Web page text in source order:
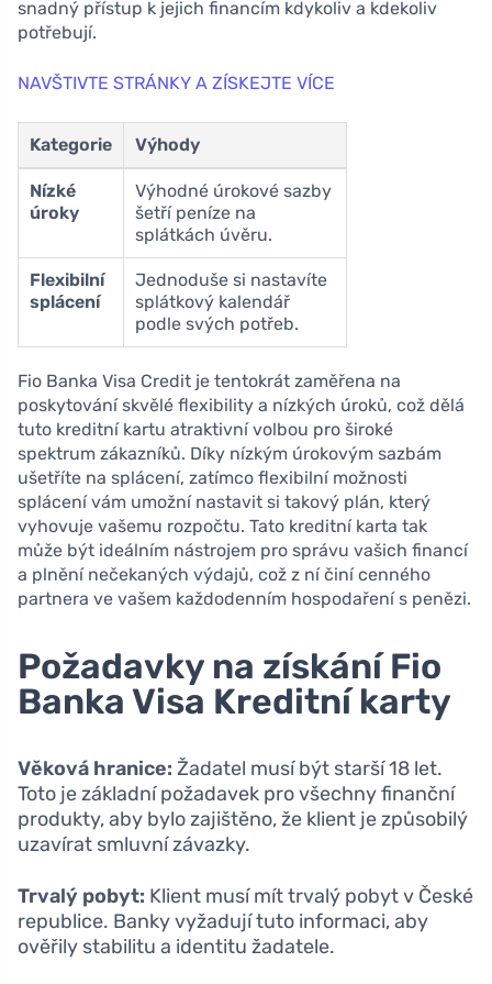
snadný přístup k jejich financím kdykoliv a kdekoliv
potřebují.
NAVŠTIVTE STRÁNKY A ZÍSKEJTE VÍCE
Kategorie Výhody
Nízké
úroky
Výhodné úrokové sazby
šetří peníze na
splátkách úvěru.
Flexibilní
splácení
Jednoduše si nastavíte
splátkový kalendář
podle svých potřeb.
Fio Banka Visa Credit je tentokrát zaměřena na
poskytování skvělé flexibility a nízkých úroků, což dělá
tuto kreditní kartu atraktivní volbou pro široké
spektrum zákazníků. Díky nízkým úrokovým sazbám
ušetříte na splácení, zatímco flexibilní možnosti
splácení vám umožní nastavit si takový plán, který
vyhovuje vašemu rozpočtu. Tato kreditní karta tak
může být ideálním nástrojem pro správu vašich financí
a plnění nečekaných výdajů, což z ní činí cenného
partnera ve vašem každodenním hospodaření s penězi.
Požadavky na získání Fio
Banka Visa Kreditní karty
Věková hranice: Žadatel musí být starší 18 let.
Toto je základní požadavek pro všechny finanční
produkty, aby bylo zajištěno, že klient je způsobilý
uzavírat smluvní závazky.
Trvalý pobyt: Klient musí mít trvalý pobyt v České
republice. Banky vyžadují tuto informaci, aby
ověřily stabilitu a identitu žadatele.